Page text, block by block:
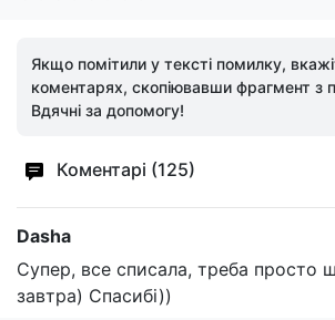
Якщо помітили у тексті помилку,
коментарях, скопіювавши фрагмент з
Вдячні за допомогу!
Коментарі (125)
Dasha
Супер, все списала, треба просто
завтра) Спасибі))